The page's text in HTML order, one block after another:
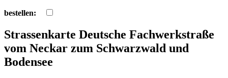
bestellen:
Strassenkarte Deutsche Fachwerkstraße
vom Neckar zum Schwarzwald und
Bodensee